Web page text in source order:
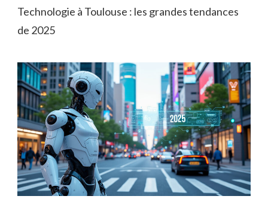
Technologie à Toulouse : les grandes tendances
de 2025